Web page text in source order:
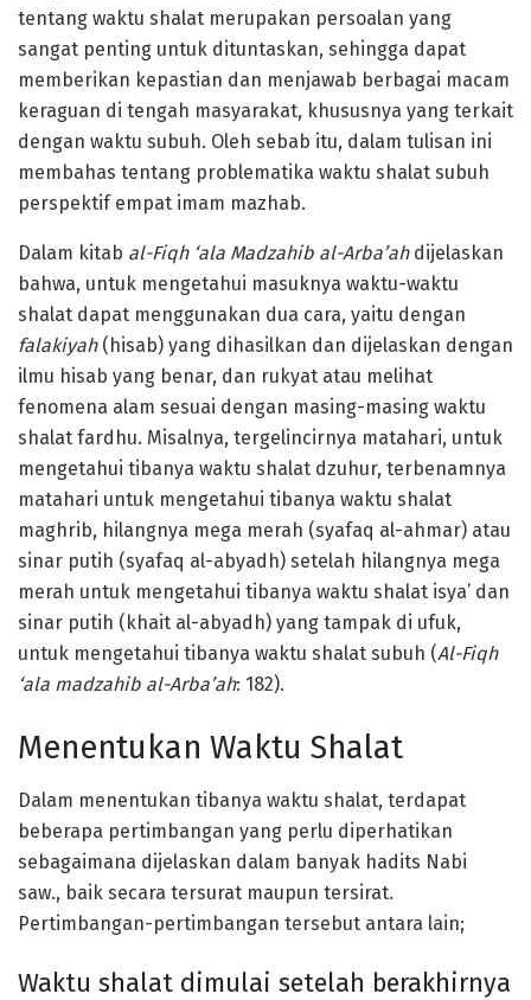
tentang waktu shalat merupakan persoalan yang
sangat penting untuk dituntaskan, sehingga dapat
memberikan kepastian dan menjawab berbagai macam
keraguan di tengah masyarakat, khususnya yang terkait
dengan waktu subuh. Oleh sebab itu, dalam tulisan ini
membahas tentang problematika waktu shalat subuh
perspektif empat imam mazhab.
Dalam kitab al-Fiqh ‘ala Madzahib al-Arba’ahdijelaskan
bahwa, untuk mengetahui masuknya waktu-waktu
shalat dapat menggunakan dua cara, yaitu dengan
falakiyah(hisab) yang dihasilkan dan dijelaskan dengan
ilmu hisab yang benar, dan rukyat atau melihat
fenomena alam sesuai dengan masing-masing waktu
shalat fardhu. Misalnya, tergelincirnya matahari, untuk
mengetahui tibanya waktu shalat dzuhur, terbenamnya
matahari untuk mengetahui tibanya waktu shalat
maghrib, hilangnya mega merah (syafaq al-ahmar) atau
sinar putih (syafaq al-abyadh) setelah hilangnya mega
merah untuk mengetahui tibanya waktu shalat isya’ dan
sinar putih (khait al-abyadh) yang tampak di ufuk,
untuk mengetahui tibanya waktu shalat subuh (Al-Fiqh
‘ala madzahib al-Arba’ah: 182).
Menentukan Waktu Shalat
Dalam menentukan tibanya waktu shalat, terdapat
beberapa pertimbangan yang perlu diperhatikan
sebagaimana dijelaskan dalam banyak hadits Nabi
saw., baik secara tersurat maupun tersirat.
Pertimbangan-pertimbangan tersebut antara lain;
Waktu shalat dimulai setelah berakhirnya